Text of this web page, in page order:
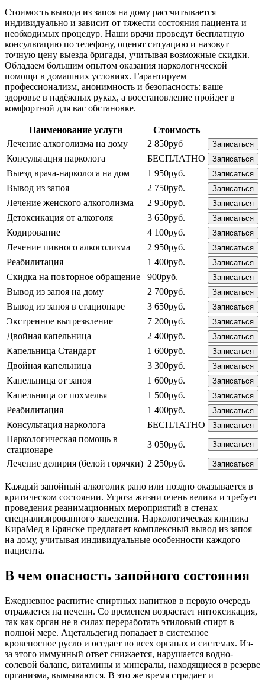
Стоимость вывода из запоя на дому рассчитывается
индивидуально и зависит от тяжести состояния пациента и
необходимых процедур. Наши врачи проведут бесплатную
консультацию по телефону, оценят ситуацию и назовут
точную цену выезда бригады, учитывая возможные скидки.
Обладаем большим опытом оказания наркологической
помощи в домашних условиях. Гарантируем
профессионализм, анонимность и безопасность: ваше
здоровье в надёжных руках, а восстановление пройдет в
комфортной для вас обстановке.
Наименование услуги
Стоимость
Лечение алкоголизма на дому
2 850руб Записаться
Консультация нарколога БЕСПЛАТНО Записаться
Выезд врача-нарколога на дом 1 950руб. Записаться
Вывод из запоя 2 750руб. Записаться
Лечение женского алкоголизма 2 950руб. Записаться
Детоксикация от алкоголя 3 650руб. Записаться
Кодирование 4 100руб. Записаться
Лечение пивного алкоголизма 2 950руб. Записаться
Реабилитация 1 400руб. Записаться
Скидка на повторное обращение 900руб. Записаться
Вывод из запоя на дому 2 700руб. Записаться
Вывод из запоя в стационаре 3 650руб. Записаться
Экстренное вытрезвление 7 200руб. Записаться
Двойная капельница 2 400руб. Записаться
Капельница Стандарт 1 600руб. Записаться
Двойная капельница 3 300руб. Записаться
Капельница от запоя 1 600руб. Записаться
Капельница от похмелья 1 500руб. Записаться
Реабилитация 1 400руб. Записаться
Консультация нарколога БЕСПЛАТНО Записаться
Наркологическая помощь в
стационаре
3 050руб. Записаться
Лечение делирия (белой горячки) 2 250руб. Записаться
Каждый запойный алкоголик рано или поздно оказывается в
критическом состоянии. Угроза жизни очень велика и требует
проведения реанимационных мероприятий в стенах
специализированного заведения. Наркологическая клиника
КираМед в Брянске предлагает комплексный вывод из запоя
на дому, учитывая индивидуальные особенности каждого
пациента.
В чем опасность запойного состояния
Ежедневное распитие спиртных напитков в первую очередь
отражается на печени. Со временем возрастает интоксикация,
так как орган не в силах переработать этиловый спирт в
полной мере. Ацетальдегид попадает в системное
кровеносное русло и оседает во всех органах и системах. Из-
за этого иммунный ответ снижается, нарушается водно-
солевой баланс, витамины и минералы, находящиеся в резерве
организма, вымываются. В это же время страдает и